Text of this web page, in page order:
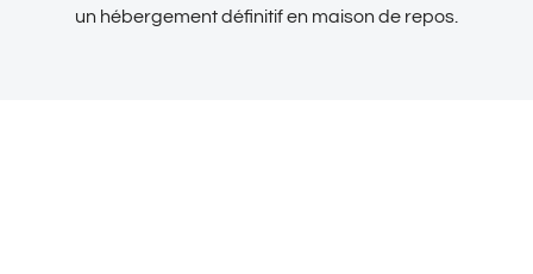
un hébergement définitif en maison de repos.